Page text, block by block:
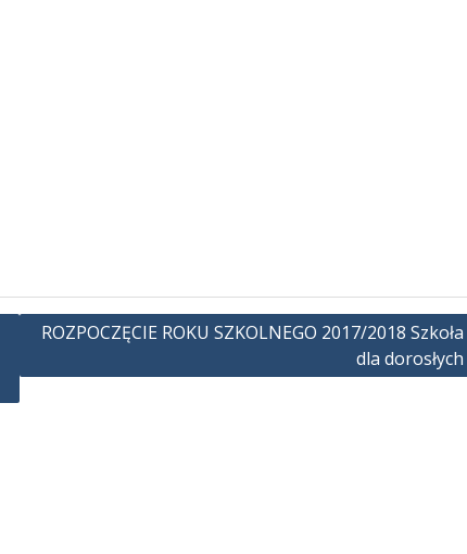
ROZPOCZĘCIE ROKU SZKOLNEGO 2017/2018 Szkoła
dla dorosłych